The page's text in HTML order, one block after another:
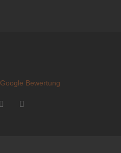
Google Bewertung